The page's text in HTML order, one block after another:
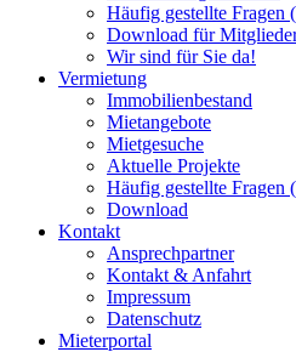
Häufig gestellte Fragen
Download für
Wir sind für Sie da!
Vermietung
Immobilienbestand
Mietangebote
Mietgesuche
Aktuelle Projekte
Häufig gestellte Fragen
Download
Kontakt
Ansprechpartner
Kontakt & Anfahrt
Impressum
Datenschutz
Mieterportal